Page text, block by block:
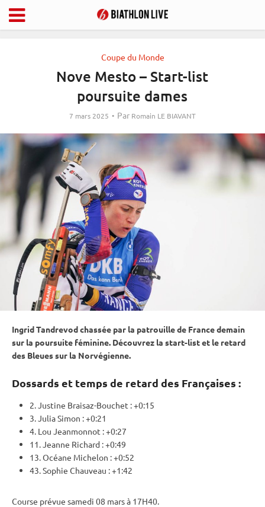
Coupe du Monde
Nove Mesto – Start-list
poursuite dames
7 mars 2025 Par Romain LE BIAVANT
Ingrid Tandrevod chassée par la patrouille de France demain
sur la poursuite féminine. Découvrez la start-list et le retard
des Bleues sur la Norvégienne.
Dossards et temps de retard des Françaises :
2. Justine Braisaz-Bouchet : +0:15
3. Julia Simon : +0:21
4. Lou Jeanmonnot : +0:27
11. Jeanne Richard : +0:49
13. Océane Michelon : +0:52
43. Sophie Chauveau : +1:42
Course prévue samedi 08 mars à 17H40.